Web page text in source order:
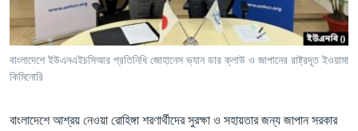
Learning English
FOLLOW US
বাংলাদেশে ইউএনএইচসিআর প্রতিনিধি জোহানেস ভ্যান ডার ক্লাউ ও জাপানের রাষ্ট্রদূত ইওয়ামা
কিমিনোরি
বাংলাদেশে আশ্রয় নেওয়া রোহিঙ্গা শরণার্থীদের সুরক্ষা ও সহায়তার জন্য জাপান সরকার